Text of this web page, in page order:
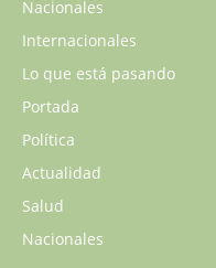
Nacionales
Internacionales
Lo que está pasando
Portada
Política
Actualidad
Salud
Nacionales